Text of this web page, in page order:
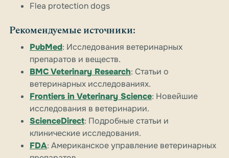
Flea protection dogs
Рекомендуемые источники:
PubMed: Исследования ветеринарных
препаратов и веществ.
BMC Veterinary Research: Статьи о
ветеринарных исследованиях.
Frontiers in Veterinary Science: Новейшие
исследования в ветеринарии.
ScienceDirect: Подробные статьи и
клинические исследования.
FDA: Американское управление ветеринарных